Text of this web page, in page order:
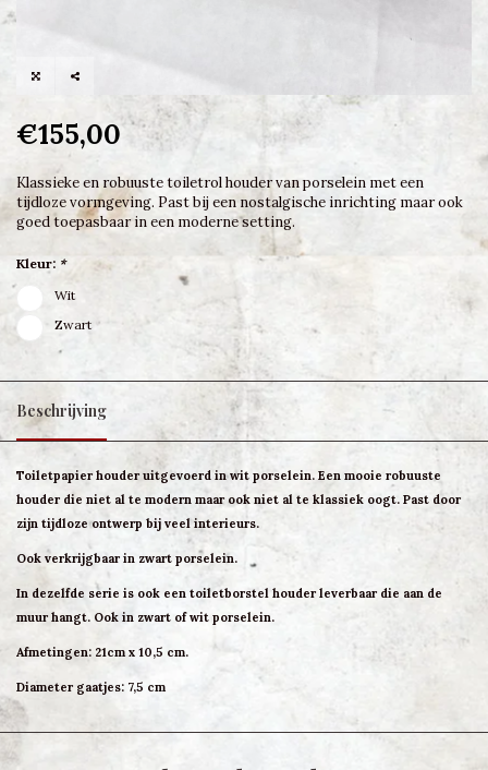
€155,00
Klassieke en robuuste toiletrol houder van porselein met een
tijdloze vormgeving. Past bij een nostalgische inrichting maar ook
goed toepasbaar in een moderne setting.
Kleur: *
Wit
Zwart
Beschrijving
Toiletpapier houder uitgevoerd in wit porselein. Een mooie robuuste
houder die niet al te modern maar ook niet al te klassiek oogt. Past door
zijn tijdloze ontwerp bij veel interieurs.
Ook verkrijgbaar in zwart porselein.
In dezelfde serie is ook een toiletborstel houder leverbaar die aan de
muur hangt. Ook in zwart of wit porselein.
Afmetingen: 21cm x 10,5 cm.
Diameter gaatjes: 7,5 cm